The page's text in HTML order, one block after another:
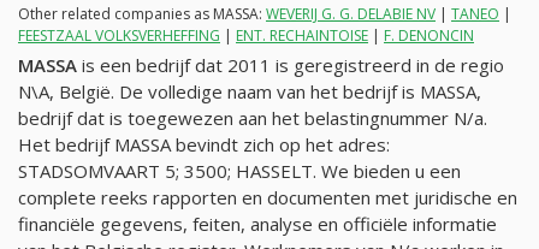
Other related companies as MASSA: WEVERIJ G. G. DELABIE NV | TANEO |
FEESTZAAL VOLKSVERHEFFING | ENT. RECHAINTOISE | F. DENONCIN
MASSA is een bedrijf dat 2011 is geregistreerd in de regio
N\A, België. De volledige naam van het bedrijf is MASSA,
bedrijf dat is toegewezen aan het belastingnummer N/a.
Het bedrijf MASSA bevindt zich op het adres:
STADSOMVAART 5; 3500; HASSELT. We bieden u een
complete reeks rapporten en documenten met juridische en
financiële gegevens, feiten, analyse en officiële informatie